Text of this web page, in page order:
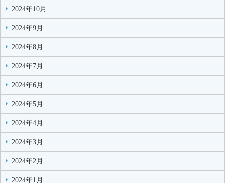
2024年10月
2024年9月
2024年8月
2024年7月
2024年6月
2024年5月
2024年4月
2024年3月
2024年2月
2024年1月